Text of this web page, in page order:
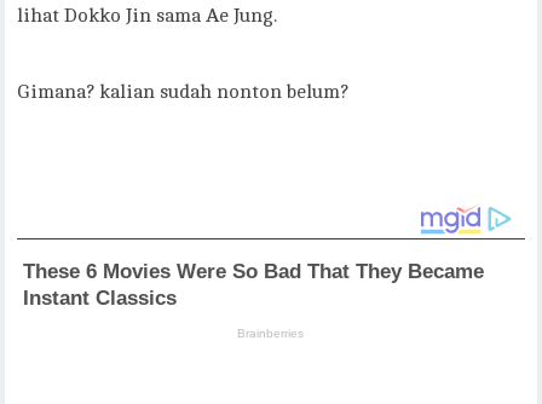
lihat Dokko Jin sama Ae Jung.
Gimana? kalian sudah nonton belum?